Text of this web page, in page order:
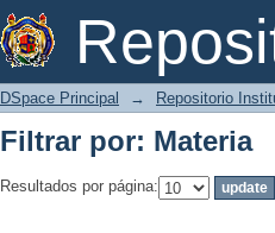
Filtrar por: Materia
DSpace Principal → Repositorio
Filtrar por: Materia
Resultados por página: